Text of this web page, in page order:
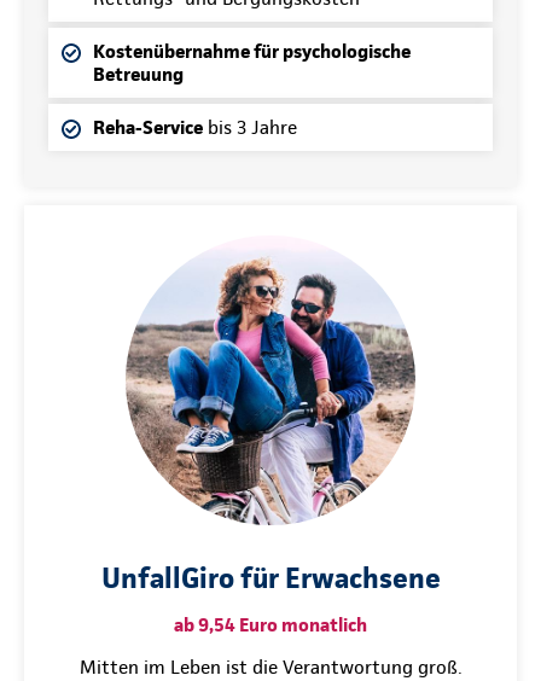
Kostenübernahme für psychologische
Betreuung
Reha-Service bis 3 Jahre
UnfallGiro für Erwachsene
ab 9,54 Euro monatlich
Mitten im Leben ist die Verantwortung groß.